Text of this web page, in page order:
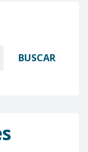
BUSCAR